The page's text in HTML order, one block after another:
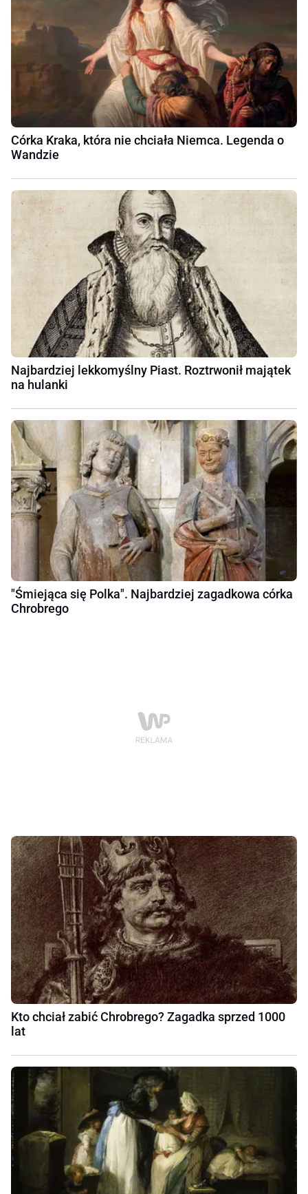
Córka Kraka, która nie chciała Niemca. Legenda o
Wandzie
Najbardziej lekkomyślny Piast. Roztrwonił majątek
na hulanki
"Śmiejąca się Polka". Najbardziej zagadkowa córka
Chrobrego
Kto chciał zabić Chrobrego? Zagadka sprzed 1000
lat